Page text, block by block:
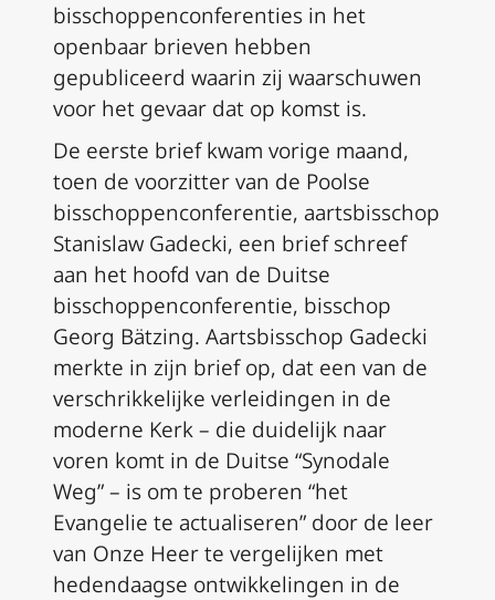
bisschoppenconferenties in het
openbaar brieven hebben
gepubliceerd waarin zij waarschuwen
voor het gevaar dat op komst is.
De eerste brief kwam vorige maand,
toen de voorzitter van de Poolse
bisschoppenconferentie, aartsbisschop
Stanislaw Gadecki, een brief schreef
aan het hoofd van de Duitse
bisschoppenconferentie, bisschop
Georg Bätzing. Aartsbisschop Gadecki
merkte in zijn brief op, dat een van de
verschrikkelijke verleidingen in de
moderne Kerk – die duidelijk naar
voren komt in de Duitse “Synodale
Weg” – is om te proberen “het
Evangelie te actualiseren” door de leer
van Onze Heer te vergelijken met
hedendaagse ontwikkelingen in de